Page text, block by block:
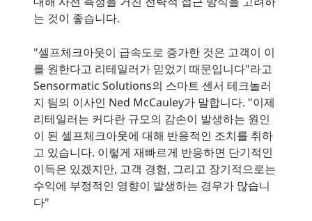
는 것이 좋습니다.
"셀프체크아웃이 급속도로 증가한 것은 고객이 이
를 원한다고 리테일러가 믿었기 때문입니다"라고
Sensormatic Solutions의 스마트 센서 테크놀러
지 팀의 이사인 Ned McCauley가 말합니다. "이제
리테일러는 커다란 규모의 감손이 발생하는 원인
이 된 셀프체크아웃에 대해 반응적인 조치를 취하
고 있습니다. 이렇게 재빠르게 반응하면 단기적인
이득은 있겠지만, 고객 경험, 그리고 장기적으로는
수익에 부정적인 영향이 발생하는 경우가 많습니
다"